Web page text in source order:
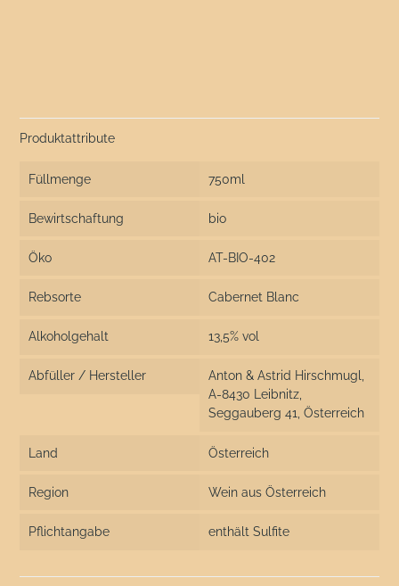
Produktattribute
Füllmenge 750ml
Bewirtschaftung bio
Öko AT-BIO-402
Rebsorte Cabernet Blanc
Alkoholgehalt 13,5% vol
Abfüller / Hersteller
Anton & Astrid Hirschmugl,
A-8430 Leibnitz,
Seggauberg 41, Österreich
Land Österreich
Region Wein aus Österreich
Pflichtangabe enthält Sulfite